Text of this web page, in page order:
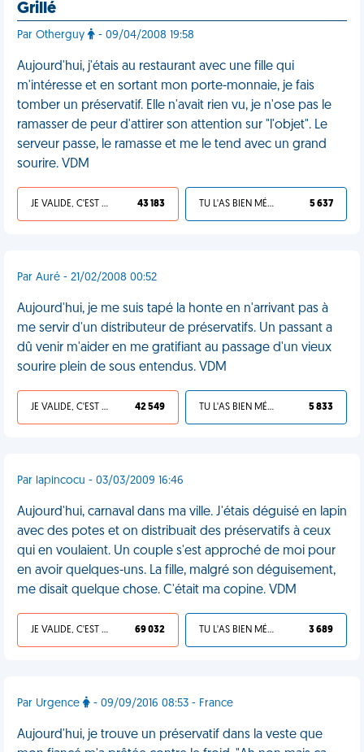
Grillé
Par Otherguy - 09/04/2008 19:58
Aujourd'hui, j'étais au restaurant avec une fille qui
m'intéresse et en sortant mon porte-monnaie, je fais
tomber un préservatif. Elle n'avait rien vu, je n'ose pas le
ramasser de peur d'attirer son attention sur "l'objet". Le
serveur passe, le ramasse et me le tend avec un grand
sourire. VDM
JE VALIDE, C'EST UNE VDM 43 183 TU L'AS BIEN MÉRITÉ 5 637
Par Auré - 21/02/2008 00:52
Aujourd'hui, je me suis tapé la honte en n'arrivant pas à
me servir d'un distributeur de préservatifs. Un passant a
dû venir m'aider en me gratifiant au passage d'un vieux
sourire plein de sous entendus. VDM
JE VALIDE, C'EST UNE VDM 42 549 TU L'AS BIEN MÉRITÉ 5 833
Par lapincocu - 03/03/2009 16:46
Aujourd'hui, carnaval dans ma ville. J'étais déguisé en lapin
avec des potes et on distribuait des préservatifs à ceux
qui en voulaient. Un couple s'est approché de moi pour
en avoir quelques-uns. La fille, malgré son déguisement,
me disait quelque chose. C'était ma copine. VDM
JE VALIDE, C'EST UNE VDM 69 032 TU L'AS BIEN MÉRITÉ 3 689
Par Urgence - 09/09/2016 08:53 - France
Aujourd'hui, je trouve un préservatif dans la veste que